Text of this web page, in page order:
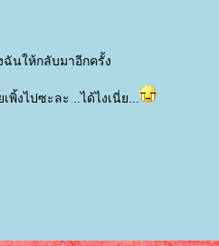
นให้กลับมาอีกครั้ง
งไปซะละ ..ได้ไงเนี่ย...